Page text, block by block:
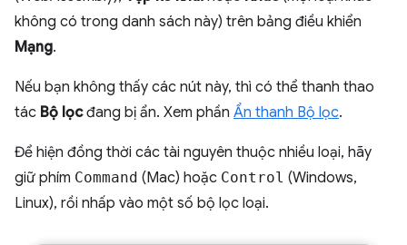
không có trong danh sách này) trên bảng điều khiển
Mạng.
Nếu bạn không thấy các nút này, thì có thể thanh thao
tác Bộ lọcđang bị ẩn. Xem phần Ẩn thanh Bộ lọc.
Để hiện đồng thời các tài nguyên thuộc nhiều loại, hãy
giữ phím Command (Mac) hoặc Control (Windows,
Linux), rồi nhấp vào một số bộ lọc loại.